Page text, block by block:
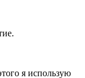
я использую